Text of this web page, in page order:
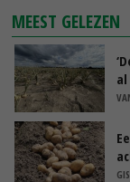
MEEST GELEZEN